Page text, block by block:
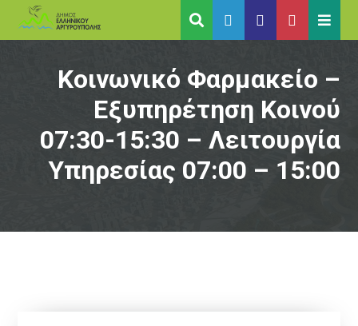
Κοινωνικό Φαρμακείο –
Εξυπηρέτηση Κοινού
07:30-15:30 – Λειτουργία
Υπηρεσίας 07:00 – 15:00